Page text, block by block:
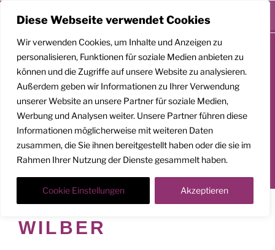
Diese Webseite verwendet Cookies
Wir verwenden Cookies, um Inhalte und Anzeigen zu
personalisieren, Funktionen für soziale Medien anbieten zu
können und die Zugriffe auf unsere Website zu analysieren.
Außerdem geben wir Informationen zu Ihrer Verwendung
unserer Website an unsere Partner für soziale Medien,
Werbung und Analysen weiter. Unsere Partner führen diese
Informationen möglicherweise mit weiteren Daten
zusammen, die Sie ihnen bereitgestellt haben oder die sie im
Rahmen Ihrer Nutzung der Dienste gesammelt haben.
Cookie Einstellungen Akzeptieren
Zum
springen
GEMEINSAM
AUFSTEIGEN
Klarheit. Präsenz. Befreiung.
Transformationscoach | Architekt der Befreiung
Menü
SCHLAGWORT:KEN
WILBER